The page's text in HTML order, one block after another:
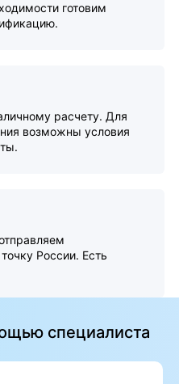
готовим
расчету. Для
возможны условия
России. Есть
специалиста